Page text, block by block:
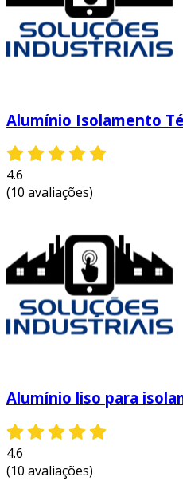
o spray de poliuretano é
áreas, como:
indústria: em
necessitam de controle
novas, especialmente
sótãos e garagens.
processo de aplicação
poliuretano
a aplicação do spray de
realizada por profissionais
garantir um resultado eficaz.
verificação das áreas a
equipamento de
pelos aplicadores para
aplicação do produto
Alumínio Isolamento
4.6
(10 avaliações)
Alumínio liso para
4.6
(10 avaliações)